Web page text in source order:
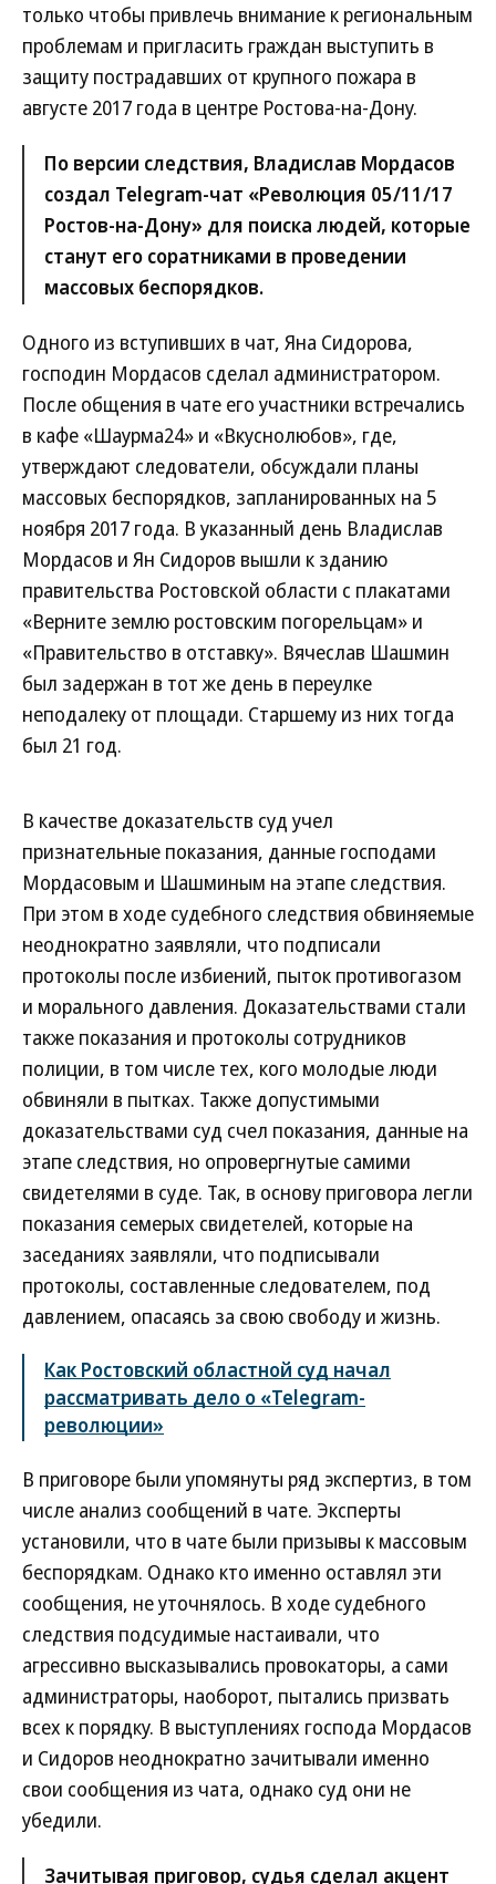
только чтобы привлечь внимание к региональным
проблемам и пригласить граждан выступить в
защиту пострадавших от крупного пожара в
августе 2017 года в центре Ростова-на-Дону.
По версии следствия, Владислав Мордасов
создал Telegram-чат «Революция 05/11/17
Ростов-на-Дону» для поиска людей, которые
станут его соратниками в проведении
массовых беспорядков.
Одного из вступивших в чат, Яна Сидорова,
господин Мордасов сделал администратором.
После общения в чате его участники встречались
в кафе «Шаурма24» и «Вкуснолюбов», где,
утверждают следователи, обсуждали планы
массовых беспорядков, запланированных на 5
ноября 2017 года. В указанный день Владислав
Мордасов и Ян Сидоров вышли к зданию
правительства Ростовской области с плакатами
«Верните землю ростовским погорельцам» и
«Правительство в отставку». Вячеслав Шашмин
был задержан в тот же день в переулке
неподалеку от площади. Старшему из них тогда
был 21 год.
В качестве доказательств суд учел
признательные показания, данные господами
Мордасовым и Шашминым на этапе следствия.
При этом в ходе судебного следствия обвиняемые
неоднократно заявляли, что подписали
протоколы после избиений, пыток противогазом
и морального давления. Доказательствами стали
также показания и протоколы сотрудников
полиции, в том числе тех, кого молодые люди
обвиняли в пытках. Также допустимыми
доказательствами суд счел показания, данные на
этапе следствия, но опровергнутые самими
свидетелями в суде. Так, в основу приговора легли
показания семерых свидетелей, которые на
заседаниях заявляли, что подписывали
протоколы, составленные следователем, под
давлением, опасаясь за свою свободу и жизнь.
Как Ростовский областной суд начал
рассматривать дело о «Telegram-
революции»
В приговоре были упомянуты ряд экспертиз, в том
числе анализ сообщений в чате. Эксперты
установили, что в чате были призывы к массовым
беспорядкам. Однако кто именно оставлял эти
сообщения, не уточнялось. В ходе судебного
следствия подсудимые настаивали, что
агрессивно высказывались провокаторы, а сами
администраторы, наоборот, пытались призвать
всех к порядку. В выступлениях господа Мордасов
и Сидоров неоднократно зачитывали именно
свои сообщения из чата, однако суд они не
убедили.
Зачитывая приговор, судья сделал акцент